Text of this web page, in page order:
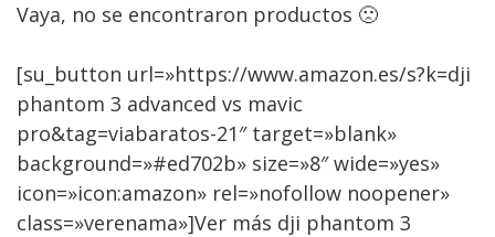
Vaya, no se encontraron productos 🙁
[su_button url=»https://www.amazon.es/s?k=dji
phantom 3 advanced vs mavic
pro&tag=viabaratos-21″ target=»blank»
background=»#ed702b» size=»8″ wide=»yes»
icon=»icon:amazon» rel=»nofollow noopener»
class=»verenama»]Ver más dji phantom 3